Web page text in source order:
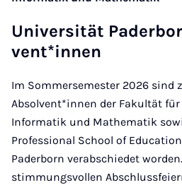
Uni­ver­si­tät
vent*in­nen
Im Sommersemester 2026 sind
Absolvent*innen der Fakultät
Informatik und Mathematik
Professional School of
Paderborn verabschiedet
stimmungsvollen